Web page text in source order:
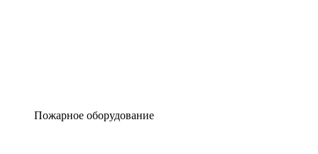
Пожарное оборудование